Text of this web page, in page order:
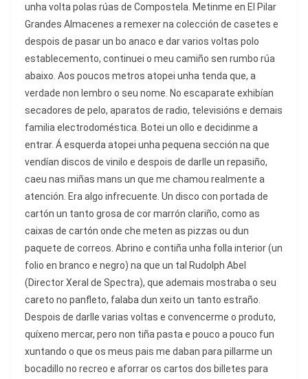
unha volta polas rúas de Compostela. Metinme en El Pilar
Grandes Almacenes a remexer na colección de casetes e
despois de pasar un bo anaco e dar varios voltas polo
establecemento, continuei o meu camiño sen rumbo rúa
abaixo. Aos poucos metros atopei unha tenda que, a
verdade non lembro o seu nome. No escaparate exhibían
secadores de pelo, aparatos de radio, televisións e demais
familia electrodoméstica. Botei un ollo e decidinme a
entrar. Á esquerda atopei unha pequena sección na que
vendían discos de vinilo e despois de darlle un repasiño,
caeu nas miñas mans un que me chamou realmente a
atención. Era algo infrecuente. Un disco con portada de
cartón un tanto grosa de cor marrón clariño, como as
caixas de cartón onde che meten as pizzas ou dun
paquete de correos. Abrino e contiña unha folla interior (un
folio en branco e negro) na que un tal Rudolph Abel
(Director Xeral de Spectra), que ademais mostraba o seu
careto no panfleto, falaba dun xeito un tanto estraño.
Despois de darlle varias voltas e convencerme o produto,
quíxeno mercar, pero non tiña pasta e pouco a pouco fun
xuntando o que os meus pais me daban para pillarme un
bocadillo no recreo e aforrar os cartos dos billetes para